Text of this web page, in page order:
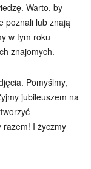
Warto, by
poznali lub znają
w tym roku
znajomych.
Pomyślmy,
jubileuszem na
razem! I życzmy